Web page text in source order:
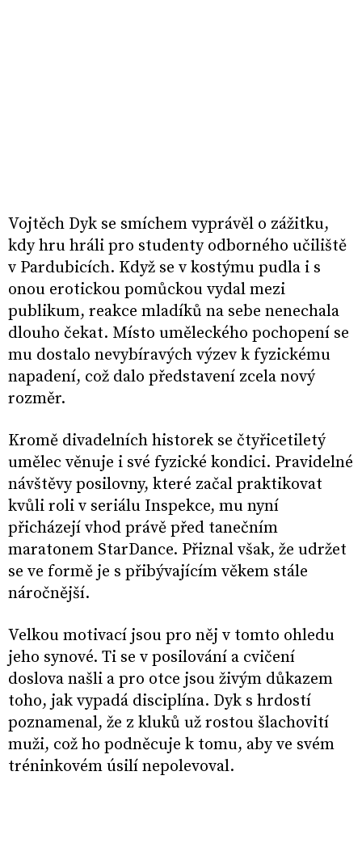
Vojtěch Dyk se smíchem vyprávěl o zážitku,
kdy hru hráli pro studenty odborného učiliště
v Pardubicích. Když se v kostýmu pudla i s
onou erotickou pomůckou vydal mezi
publikum, reakce mladíků na sebe nenechala
dlouho čekat. Místo uměleckého pochopení se
mu dostalo nevybíravých výzev k fyzickému
napadení, což dalo představení zcela nový
rozměr.
Kromě divadelních historek se čtyřicetiletý
umělec věnuje i své fyzické kondici. Pravidelné
návštěvy posilovny, které začal praktikovat
kvůli roli v seriálu Inspekce, mu nyní
přicházejí vhod právě před tanečním
maratonem StarDance. Přiznal však, že udržet
se ve formě je s přibývajícím věkem stále
náročnější.
Velkou motivací jsou pro něj v tomto ohledu
jeho synové. Ti se v posilování a cvičení
doslova našli a pro otce jsou živým důkazem
toho, jak vypadá disciplína. Dyk s hrdostí
poznamenal, že z kluků už rostou šlachovití
muži, což ho podněcuje k tomu, aby ve svém
tréninkovém úsilí nepolevoval.